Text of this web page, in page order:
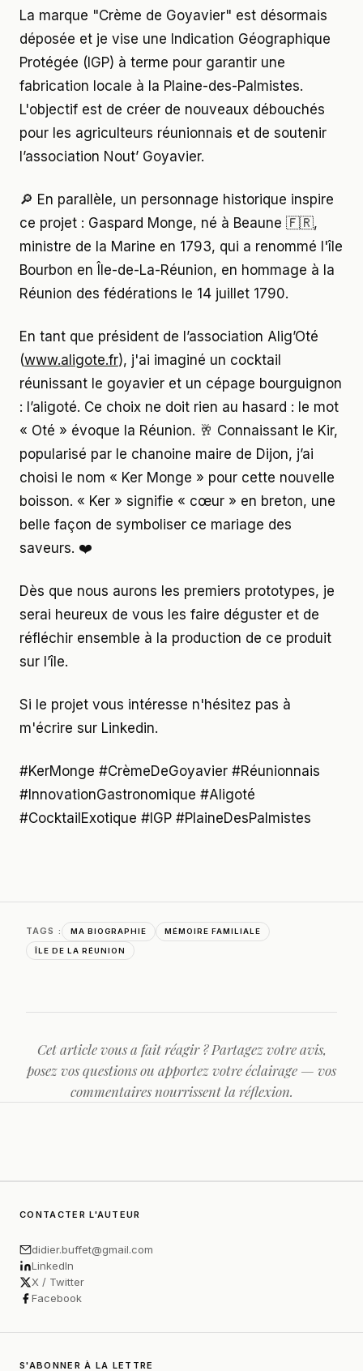
La marque "Crème de Goyavier" est désormais
déposée et je vise une Indication Géographique
Protégée (IGP) à terme pour garantir une
fabrication locale à la Plaine-des-Palmistes.
L'objectif est de créer de nouveaux débouchés
pour les agriculteurs réunionnais et de soutenir
l’association Nout’ Goyavier.
🔎 En parallèle, un personnage historique inspire
ce projet : Gaspard Monge, né à Beaune 🇫🇷,
ministre de la Marine en 1793, qui a renommé l'île
Bourbon en Île-de-La-Réunion, en hommage à la
Réunion des fédérations le 14 juillet 1790.
En tant que président de l’association Alig’Oté
(www.aligote.fr), j'ai imaginé un cocktail
réunissant le goyavier et un cépage bourguignon
: l’aligoté. Ce choix ne doit rien au hasard : le mot
« Oté » évoque la Réunion. 🥂 Connaissant le Kir,
popularisé par le chanoine maire de Dijon, j’ai
choisi le nom « Ker Monge » pour cette nouvelle
boisson. « Ker » signifie « cœur » en breton, une
belle façon de symboliser ce mariage des
saveurs. ❤️
Dès que nous aurons les premiers prototypes, je
serai heureux de vous les faire déguster et de
réfléchir ensemble à la production de ce produit
sur l’île.
Si le projet vous intéresse n'hésitez pas à
m'écrire sur Linkedin.
#KerMonge #CrèmeDeGoyavier #Réunionnais
#InnovationGastronomique #Aligoté
#CocktailExotique #IGP #PlaineDesPalmistes
TAGS : MA BIOGRAPHIE MÉMOIRE FAMILIALE
ÎLE DE LA RÉUNION
Cet article vous a fait réagir ? Partagez votre avis,
posez vos questions ou apportez votre éclairage — vos
commentaires nourrissent la réflexion.
CONTACTER L'AUTEUR
didier.buffet@gmail.com
LinkedIn
X / Twitter
Facebook
S'ABONNER À LA LETTRE